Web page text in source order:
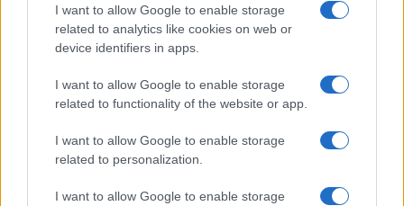
I want to allow Google to enable storage
related to analytics like cookies on web or
device identifiers in apps.
I want to allow Google to enable storage
related to functionality of the website or app.
I want to allow Google to enable storage
related to personalization.
I want to allow Google to enable storage
Continua a leggere
LIFESTYLE